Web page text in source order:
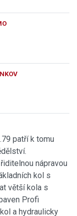
patří k tomu
nápravou
kol s
větší kola s
Profi
a hydraulicky